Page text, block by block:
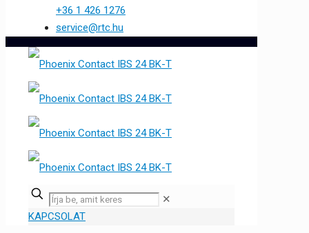
+36 1 426 1276
service@rtc.hu
✕
KAPCSOLAT